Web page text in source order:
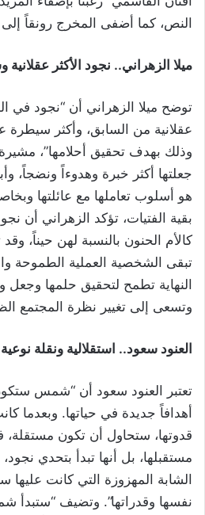
النص، كما أضفى المخرج رونقاً
ميلا الزهراني.. نجود الأكثر
توضح ميلا الزهراني أن “نجود في
عقلانية من السابق، وأكثر سيطرة
وذلك بهدف تحقيق أحلامها”،
جعلتها أكثر خبرة وهدوءاً ونضجاً،
هو أسلوب تعاملها مع عائلتها
بقية الفتيات، تؤكد الزهراني أن
كالأم الحنون بالنسبة لهن حيناً،
تبقى الشخصية العملية الطموحة
النهاية تطمح لتحقيق حلمها وجعل
وتسعى إلى تغيير نظرة المجتمع
العنود سعود.. استقلالية ونقلة
تعتبر العنود سعود أن “شمس
أهدافاً جديدة في حياتها. وبعدما
قدوتها، ستحاول أن تكون
مستقبلها، بل أنها تبدأ بتحدي نجود،
الشابة المهزوزة التي كانت عليها
نفسها وقدراتها”. وتضيف “ستبدأ